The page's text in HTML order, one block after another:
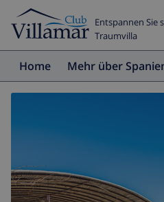
Entspannen Sie
Traumvilla
Home Mehr über